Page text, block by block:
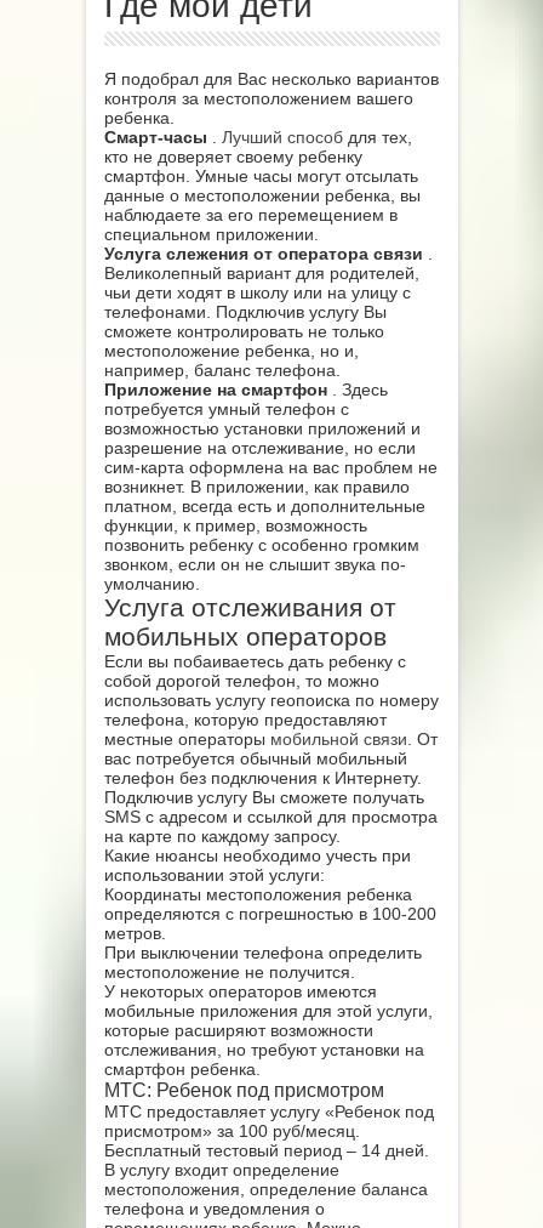
Я подобрал для Вас несколько вариантов
контроля за местоположением вашего
ребенка.
Смарт-часы
Лучший способдля тех,
кто не доверяет своему ребенку
смартфон. Умные часы могут отсылать
данные о местоположении ребенка, вы
наблюдаете за его перемещением в
специальном приложении.
Услуга слежения от оператора связи
Великолепный вариант для родителей,
чьи дети ходят в школу или на улицу с
телефонами. Подключив услугу Вы
сможете контролировать не только
местоположение ребенка, но и,
например, баланс телефона.
Приложение на смартфон
. Здесь
потребуется умный телефон с
возможностью установки приложений и
разрешение на отслеживание, но если
сим-карта оформлена на вас проблем не
возникнет. В приложении, как правило
платном, всегда есть и дополнительные
функции, к пример, возможность
позвонить ребенку с особенно громким
звонком, если он не слышит звука по-
умолчанию.
Услуга отслеживания от
мобильных операторов
Если вы побаиваетесь дать ребенку с
собой дорогой телефон, то можно
использовать услугу геопоиска по номеру
телефона, которую предоставляют
местные операторы мобильной связи . От
вас потребуется обычный мобильный
телефон без подключения к Интернету.
Подключив услугу Вы сможете получать
SMS с адресом и ссылкой для просмотра
на карте по каждому запросу.
Какие нюансы необходимо учесть при
использовании этой услуги:
Координаты местоположения ребенка
определяются с погрешностью в 100-200
метров.
При выключении телефона определить
местоположение не получится.
У некоторых операторов имеются
мобильные приложения для этой услуги,
которые расширяют возможности
отслеживания, но требуют установки на
смартфон ребенка.
МТС: Ребенок под присмотром
МТС предоставляет услугу «Ребенок под
присмотром» за 100 руб/месяц.
Бесплатный тестовый период – 14 дней.
В услугу входит определение
местоположения, определение баланса
телефона и уведомления о